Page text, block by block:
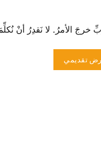
الأمرُ. لا نَقدِرُ أنْ نُكلِّمَكَ
تقديمي